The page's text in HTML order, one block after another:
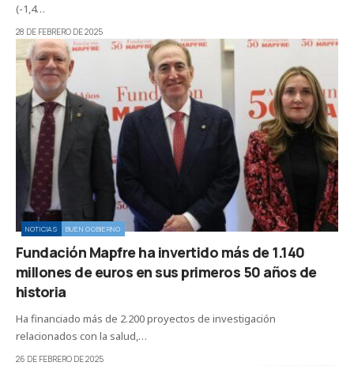
(-1,4…
28 DE FEBRERO DE 2025
NOTICIAS BUEN GOBIERNO
Fundación Mapfre ha invertido más de 1.140
millones de euros en sus primeros 50 años de
historia
Ha financiado más de 2.200 proyectos de investigación
relacionados con la salud,…
26 DE FEBRERO DE 2025